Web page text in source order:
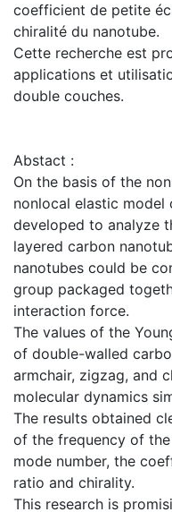
coefficient de petite
chiralité du nanotube.
Cette recherche est
applications et
double couches.
Abstact :
On the basis of the
nonlocal elastic model
developed to analyze
layered carbon
nanotubes could be
group packaged
interaction force.
The values of the
of double-walled
armchair, zigzag, and
molecular dynamics
The results obtained
of the frequency of
mode number, the
ratio and chirality.
This research is